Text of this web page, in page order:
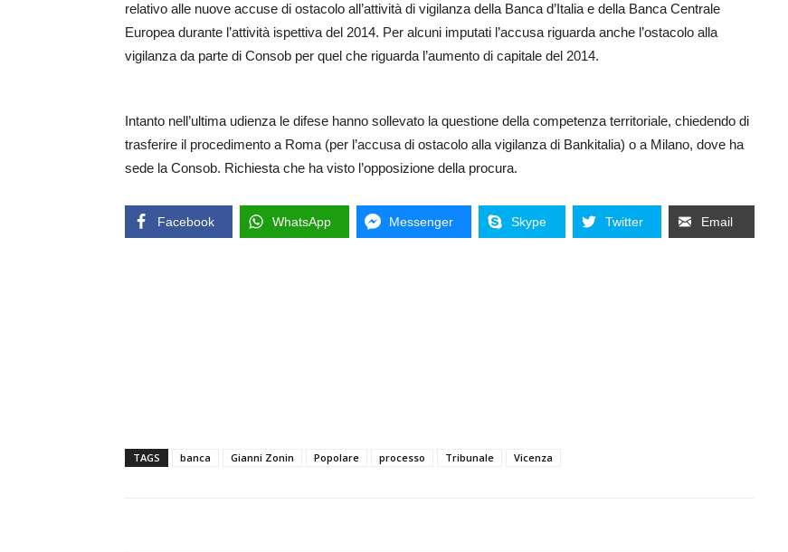
relativo alle nuove accuse di ostacolo all’attività di vigilanza della Banca d’Italia e della Banca Centrale
Europea durante l’attività ispettiva del 2014. Per alcuni imputati l’accusa riguarda anche l’ostacolo alla
vigilanza da parte di Consob per quel che riguarda l’aumento di capitale del 2014.
Intanto nell’ultima udienza le difese hanno sollevato la questione della competenza territoriale, chiedendo di
trasferire il procedimento a Roma (per l’accusa di ostacolo alla vigilanza di Bankitalia) o a Milano, dove ha
sede la Consob. Richiesta che ha visto l’opposizione della procura.
Facebook WhatsApp Messenger Skype Twitter Email
TAGS banca Gianni Zonin Popolare processo Tribunale Vicenza